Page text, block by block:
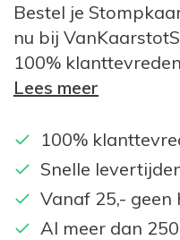
Bestel je
nu bij
100%
Lees meer
100%
Snelle
Vanaf 25,-
Al meer dan